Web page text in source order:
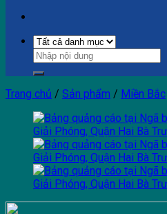
Trang chủ / Sản phẩm / Miền Bắc